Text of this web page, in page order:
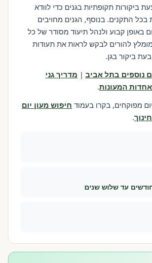
ביקורות תקופתיות בגנים כדי לוודא
התקנים. בנוסף, הגנים מחויבים
באופן קבוע ולנהל תיעוד מסודר של כל
מומלץ להורים לבקש לראות את תעודות
ביקור בגן.
נוספים בתל אביב | מדריך גני
המעונות.
מפוקחים, בקרו בעמוד חיפוש מעון יום
.
עד שלוש שנים